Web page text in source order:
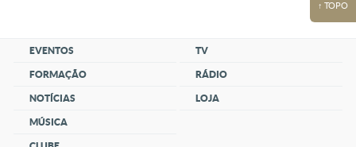
↑ TOPO
EVENTOS
FORMAÇÃO
NOTÍCIAS
MÚSICA
TV
RÁDIO
LOJA